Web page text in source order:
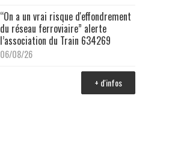
“On a un vrai risque d'effondrement
du réseau ferroviaire” alerte
l’association du Train 634269
06/08/26
+ d'infos